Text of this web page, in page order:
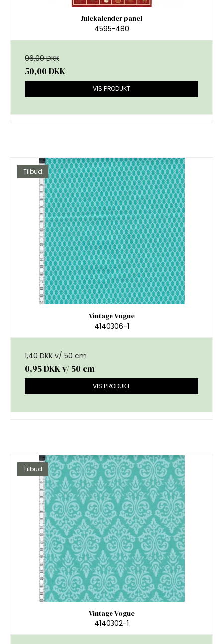
Julekalender panel
4595-480
96,00 DKK
50,00 DKK
VIS PRODUKT
Tilbud
Vintage Vogue
4140306-1
1,40 DKK v/ 50 cm
0,95 DKKv/ 50 cm
VIS PRODUKT
Tilbud
Vintage Vogue
4140302-1